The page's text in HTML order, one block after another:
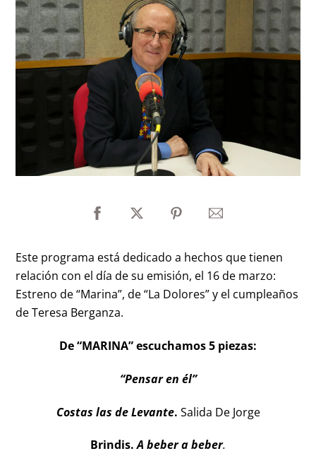
Este programa está dedicado a hechos que tienen
relación con el día de su emisión, el 16 de marzo:
Estreno de “Marina”, de “La Dolores” y el cumpleaños
de Teresa Berganza.
De “MARINA” escuchamos 5 piezas:
“Pensar en él”
Costas las de Levante. Salida De Jorge
Brindis.A beber a beber.